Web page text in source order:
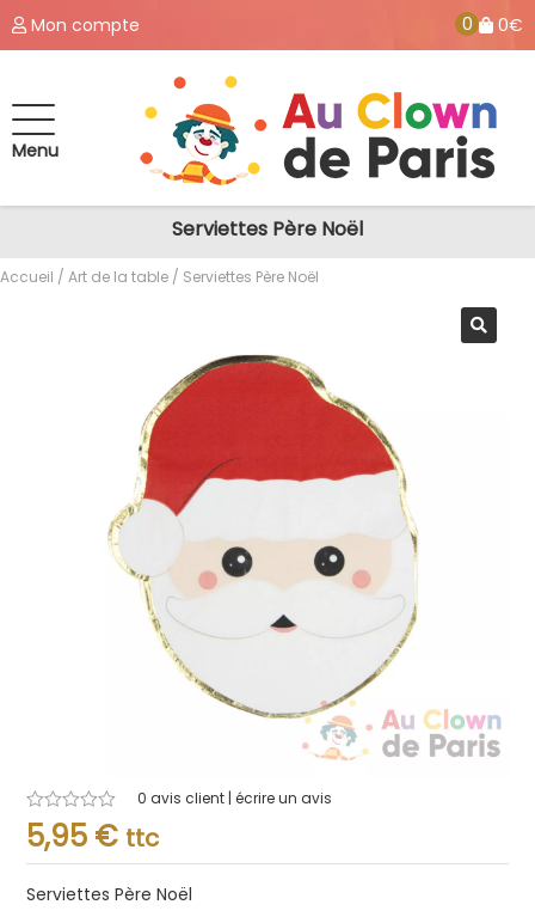
Mon compte 0 0€
Menu
Serviettes Père Noël
Accueil / Art de la table / Serviettes Père Noël
Note
0.001
sur
0 avis client | écrire un avis
5,95 € ttc
Serviettes Père Noël